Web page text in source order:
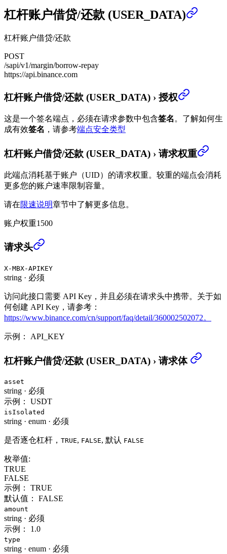
杠杆账户借贷/还款 (USER_DATA)
杠杆账户借贷/还款
POST
/sapi/v1/margin/borrow-repay
https://api.binance.com
杠杆账户借贷/还款 (USER_DATA) › 授权
这是一个签名端点，必须在请求参数中包含签名 。 了解如何生
成有效签名 ，请参考端点安全类型
杠杆账户借贷/还款 (USER_DATA) › 请求权重
此端点消耗基于账户（UID）的请求权重。较重的端点会消耗
更多您的账户速率限制容量。
请在限速说明章节中了解更多信息。
账户权重1500
杠杆账户借贷/还款 (USER_DATA)
请求头
X-MBX-APIKEY
string · 必须
访问此接口需要 API Key，并且必须在请求头中携带。关于如
何创建 API Key，请参考：
https://www.binance.com/cn/support/faq/detail/360002502072。
示例： API_KEY
杠杆账户借贷/还款 (USER_DATA) › 请求体
asset
string · 必须
示例：
USDT
isIsolated
string · enum · 必须
是否逐仓杠杆， TRUE, FALSE, 默认 FALSE
枚举值:
TRUE
FALSE
示例：
TRUE
默认值：
FALSE
amount
string · 必须
示例：
1.0
type
string · enum · 必须